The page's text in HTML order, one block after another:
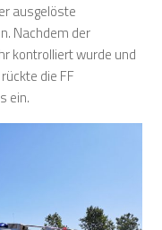
ausgelöste
Nachdem der
kontrolliert wurde und
die FF
ein.